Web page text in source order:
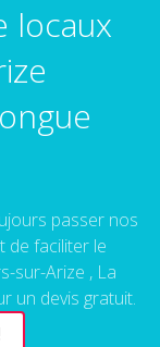
locaux
passer nos
de faciliter le
sur-Arize , La
un devis gratuit.